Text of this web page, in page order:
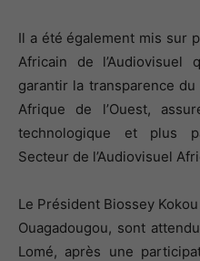
Il a été également mis sur
Africain de
garantir la transparence
Afrique de l’Ouest,
technologique et plus
Secteur de l’Audiovisuel
Le Président Biossey
Ouagadougou, sont
Lomé, après une